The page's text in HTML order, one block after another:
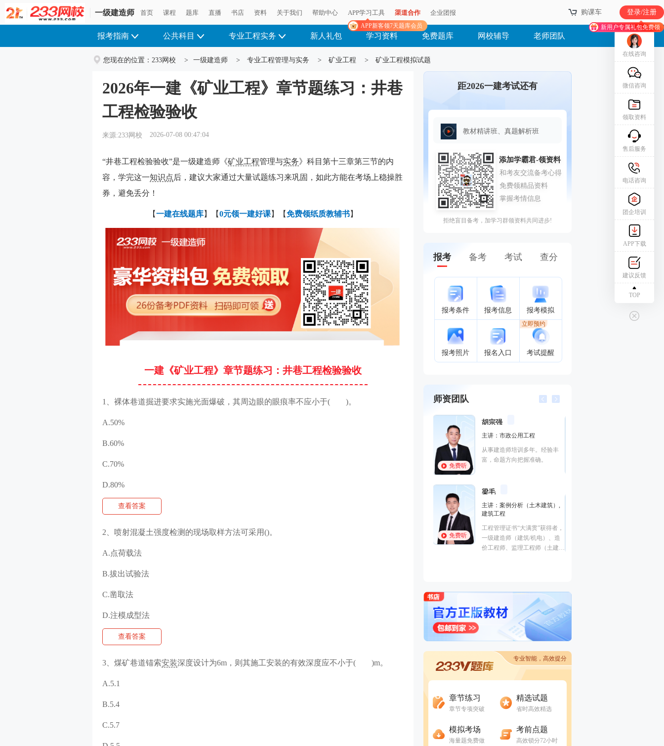
一级建造师 首页 课程 题库 直播 书店 资料 关于我们 帮助中心 APP学习工具
APP新客领7天题库会员
渠道合作 企业团报 购课车 登录/注册
新用户专属礼包免费领
报考指南 公共科目 专业工程实务 新人礼包 学习资料 免费题库 网校辅导 老师团队
您现在的位置： 233网校 > 一级建造师 > 专业工程管理与实务 > 矿业工程 > 矿业工程模拟试题
2026年一建《矿业工程》章节题练习：井巷
工程检验验收
来源:233网校 2026-07-08 00:47:04
“井巷工程检验验收”是一级建造师《矿业工程管理与实务》科目第十三章第三节的内
容，学完这一知识点后，建议大家通过大量试题练习来巩固，如此方能在考场上稳操胜
券，避免丢分！
【一建在线题库】【0元领一建好课】【免费领纸质教辅书】
一建《矿业工程》章节题练习：井巷工程检验验收
1、裸体巷道掘进要求实施光面爆破，其周边眼的眼痕率不应小于( )。
A.50%
B.60%
C.70%
D.80%
查看答案
2、喷射混凝土强度检测的现场取样方法可采用()。
A.点荷载法
B.拔出试验法
C.凿取法
D.注模成型法
查看答案
3、煤矿巷道锚索安装深度设计为6m，则其施工安装的有效深度应不小于( )m。
A.5.1
B.5.4
C.5.7
距2026一建考试还有
教材精讲班、真题解析班
拒绝盲目备考，加学习群领资料共同进步!
报考 备考 考试 查分
报考条件 报考信息 报考模拟
报考照片 报名入口 考试提醒
立即预约
师资团队
免费听
赵春晓
主讲：安全生产管理,建设工程
233网校一级建造师《项目管
流、211”高校副研究员、硕导，
免费听
主讲：建设工程法规及相关知
全生产法律法规
管理学硕士，国家注册一级建造
专业智能，高效提分
章节练习
章节专项突破
精选试题
省时高效精选
模拟考场
海量题免费做
考前点题
高效锁分72小时
在线咨询
微信咨询
领取资料
售后服务
电话咨询
团企培训
APP下载
建议反馈
TOP